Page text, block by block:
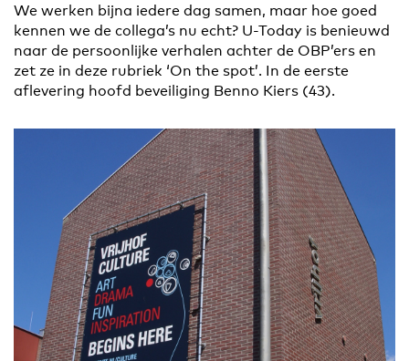
We werken bijna iedere dag samen, maar hoe goed
kennen we de collega’s nu echt? U-Today is benieuwd
naar de persoonlijke verhalen achter de OBP’ers en
zet ze in deze rubriek ‘On the spot’. In de eerste
aflevering hoofd beveiliging Benno Kiers (43).